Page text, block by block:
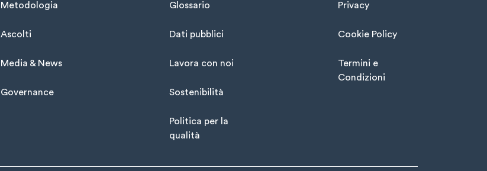
Metodologia
Ascolti
Media & News
Governance
Glossario
Dati pubblici
Lavora con noi
Sostenibilità
Politica per la
qualità
Privacy
Cookie Policy
Termini e
Condizioni